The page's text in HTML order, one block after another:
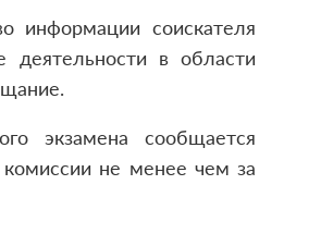
информации соискателя
деятельности в области
экзамена сообщается
комиссии не менее чем за